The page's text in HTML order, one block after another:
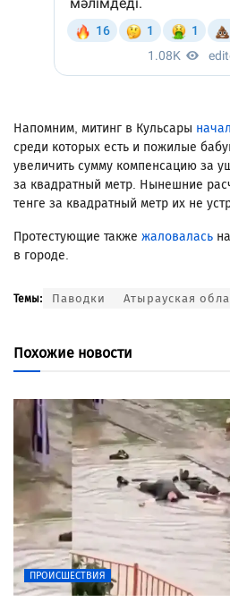
Напомним, митинг в Кульсары
среди которых есть и пожилые
увеличить сумму компенсацию за
за квадратный метр. Нынешние
тенге за квадратный метр их не
Протестующие также жаловалась
в городе.
Темы: Паводки Атырауская
Похожие новости
ПРОИСШЕСТВИЯ